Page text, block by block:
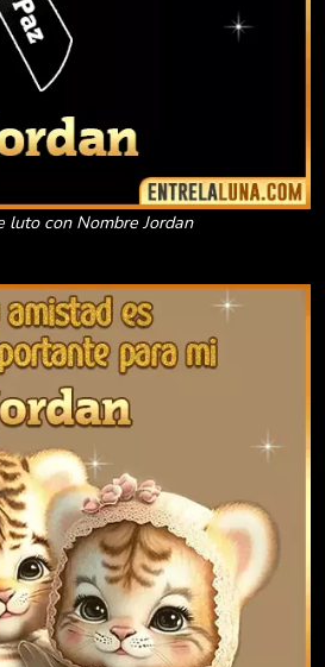
luto con Nombre Jordan